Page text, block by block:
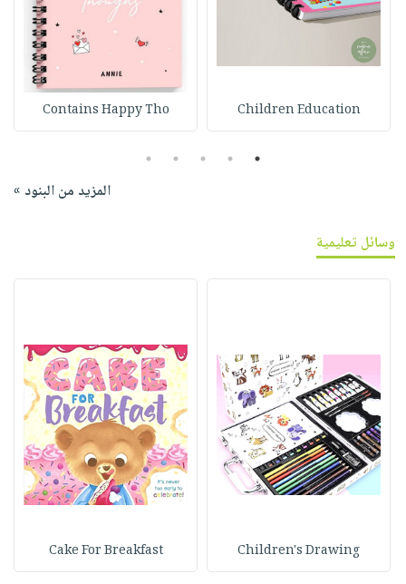
Children Education
Contains Happy Tho
1
2
3
4
5
المزيد من البنود »
وسائل تعليمية
Children's Drawing
Cake For Breakfast